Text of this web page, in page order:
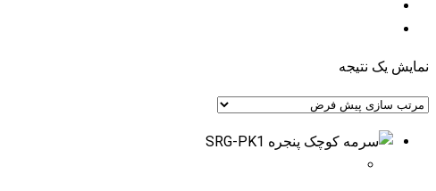
نمایش یک نتیجه